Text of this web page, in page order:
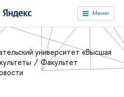
Меню
университет «Высшая
Факультет